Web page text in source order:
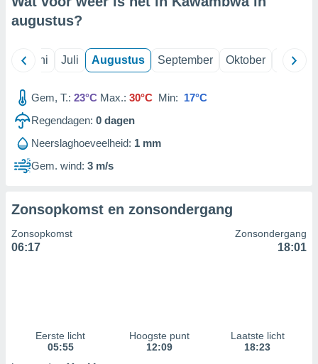
augustus?
Juni Juli Augustus September Oktober
Gem, T.: 23°C Max.: 30°C Min: 17°C
Regendagen: 0 dagen
Neerslaghoeveelheid: 1 mm
Gem. wind: 3 m/s
Zonsopkomst en zonsondergang
Zonsopkomst
06:17
Zonsondergang
18:01
Eerste licht
05:55
Hoogste punt
12:09
Laatste licht
18:23